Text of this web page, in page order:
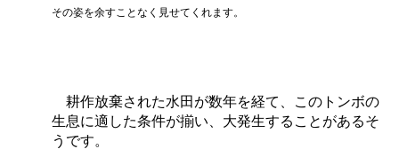
その姿を余すことなく見せてくれます。
耕作放棄された水田が数年を経て、このトンボの
生息に適した条件が揃い、大発生することがあるそ
うです。